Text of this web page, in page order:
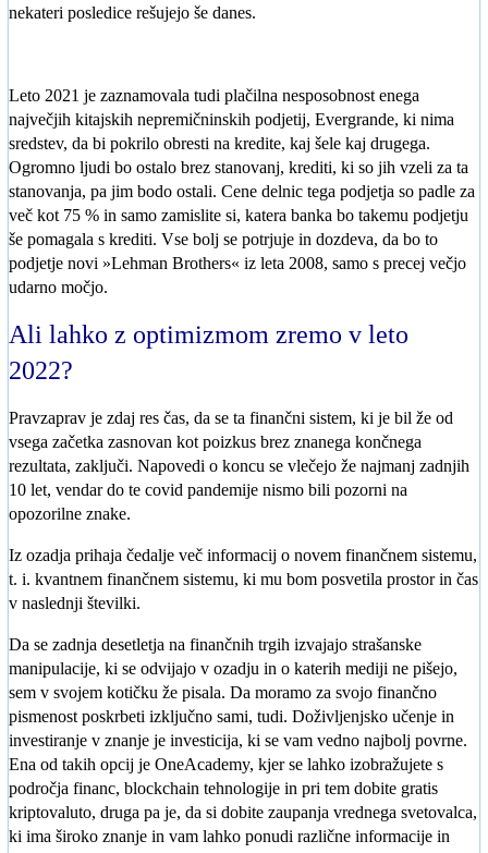
nekateri posledice rešujejo še danes.
Leto 2021 je zaznamovala tudi plačilna nesposobnost enega
največjih kitajskih nepremičninskih podjetij, Evergrande, ki nima
sredstev, da bi pokrilo obresti na kredite, kaj šele kaj drugega.
Ogromno ljudi bo ostalo brez stanovanj, krediti, ki so jih vzeli za ta
stanovanja, pa jim bodo ostali. Cene delnic tega podjetja so padle za
več kot 75 % in samo zamislite si, katera banka bo takemu podjetju
še pomagala s krediti. Vse bolj se potrjuje in dozdeva, da bo to
podjetje novi »Lehman Brothers« iz leta 2008, samo s precej večjo
udarno močjo.
Ali lahko z optimizmom zremo v leto
2022?
Pravzaprav je zdaj res čas, da se ta finančni sistem, ki je bil že od
vsega začetka zasnovan kot poizkus brez znanega končnega
rezultata, zaključi. Napovedi o koncu se vlečejo že najmanj zadnjih
10 let, vendar do te covid pandemije nismo bili pozorni na
opozorilne znake.
Iz ozadja prihaja čedalje več informacij o novem finančnem sistemu,
t. i. kvantnem finančnem sistemu, ki mu bom posvetila prostor in čas
v naslednji številki.
Da se zadnja desetletja na finančnih trgih izvajajo strašanske
manipulacije, ki se odvijajo v ozadju in o katerih mediji ne pišejo,
sem v svojem kotičku že pisala. Da moramo za svojo finančno
pismenost poskrbeti izključno sami, tudi. Doživljenjsko učenje in
investiranje v znanje je investicija, ki se vam vedno najbolj povrne.
Ena od takih opcij je OneAcademy, kjer se lahko izobražujete s
področja financ, blockchain tehnologije in pri tem dobite gratis
kriptovaluto, druga pa je, da si dobite zaupanja vrednega svetovalca,
ki ima široko znanje in vam lahko ponudi različne informacije in